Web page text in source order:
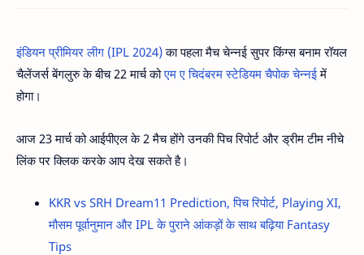
इंडियन प्रीमियर लीग (IPL 2024)का पहला मैच चेन्नई सुपर किंग्स बनाम रॉयल
चैलेंजर्स बेंगलुरु के बीच 22 मार्च कोएम ए चिदंबरम स्टेडियम चैपोक चेन्नईमें
होगा।
आज 23 मार्च को आईपीएल के 2 मैच होंगे उनकी पिच रिपोर्ट और ड्रीम टीम नीचे
लिंक पर क्लिक करके आप देख सकते है।
KKR vs SRH Dream11 Prediction, पिच रिपोर्ट, Playing XI,
मौसम पूर्वानुमान और IPL के पुराने आंकड़ों के साथ बढ़िया Fantasy
Tips